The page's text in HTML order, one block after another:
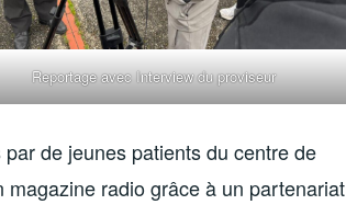
Reportage avec Interview du proviseur
de jeunes patients du centre de
radio grâce à un partenariat